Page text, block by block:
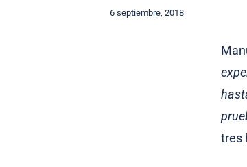
6 septiembre, 2018
tres